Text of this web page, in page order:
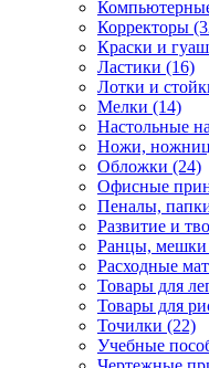
Корректоры
Краски и
Ластики (16)
Лотки и
Мелки (14)
Настольные
Ножи,
Обложки (24)
Офисные
Пеналы,
Развитие и
Ранцы, мешки
Расходные
Товары для
Товары для
Точилки (22)
Учебные